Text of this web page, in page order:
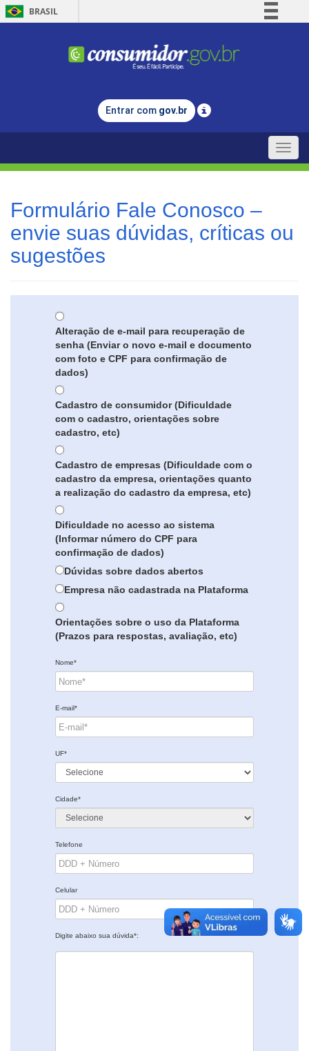
BRASIL
Comunica BR
Legislação
Entrar com gov.br
Toggle
Formulário Fale Conosco –
envie suas dúvidas, críticas ou
sugestões
Alteração de e-mail para recuperação de
senha (Enviar o novo e-mail e documento
com foto e CPF para confirmação de
dados)
Cadastro de consumidor (Dificuldade
com o cadastro, orientações sobre
cadastro, etc)
Cadastro de empresas (Dificuldade com o
cadastro da empresa, orientações quanto
a realização do cadastro da empresa, etc)
Dificuldade no acesso ao sistema
(Informar número do CPF para
confirmação de dados)
Dúvidas sobre dados abertos
Empresa não cadastrada na Plataforma
Orientações sobre o uso da Plataforma
(Prazos para respostas, avaliação, etc)
Nome*
E-mail*
UF*
Cidade*
Telefone
Celular
Digite abaixo sua dúvida*: